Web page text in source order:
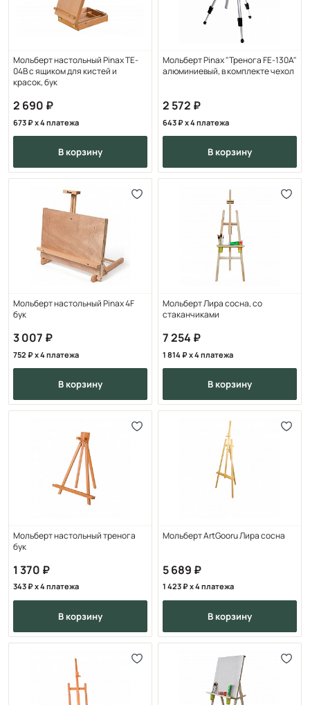
Мольберт настольный Pinax TE-
04B с ящиком для кистей и
красок, бук
2 690
673 x 4 платежа
в корзину
Мольберт Pinax "Тренога FE-130A"
алюминиевый, в комплекте чехол
2 572
643 x 4 платежа
в корзину
Мольберт настольный Pinax 4F
бук
3 007
752 x 4 платежа
в корзину
Мольберт Лира сосна, со
стаканчиками
7 254
1 814 x 4 платежа
в корзину
Мольберт настольный тренога
бук
1 370
343 x 4 платежа
в корзину
Мольберт ArtGooru Лира сосна
5 689
1 423 x 4 платежа
в корзину